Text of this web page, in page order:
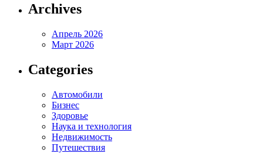
Archives
Апрель 2026
Март 2026
Categories
Автомобили
Бизнес
Здоровье
Наука и технология
Недвижимость
Путешествия